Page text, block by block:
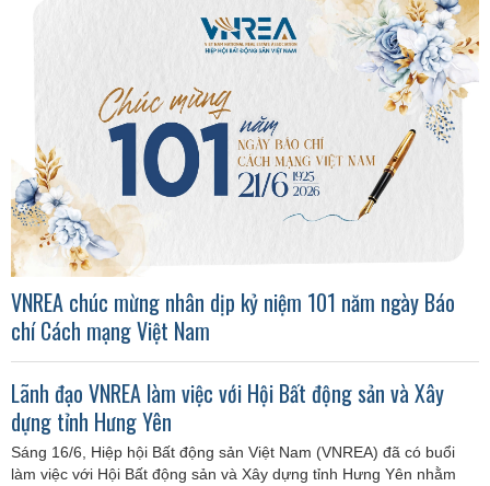
VNREA chúc mừng nhân dịp kỷ niệm 101 năm ngày Báo
chí Cách mạng Việt Nam
Lãnh đạo VNREA làm việc với Hội Bất động sản và Xây
dựng tỉnh Hưng Yên
Sáng 16/6, Hiệp hội Bất động sản Việt Nam (VNREA) đã có buổi
làm việc với Hội Bất động sản và Xây dựng tỉnh Hưng Yên nhằm